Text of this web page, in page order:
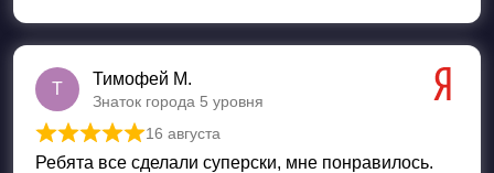
Т
Тимофей М.
Знаток города 5 уровня
Оценка5 из 5
16 августа
Ребята все сделали суперски, мне понравилось.